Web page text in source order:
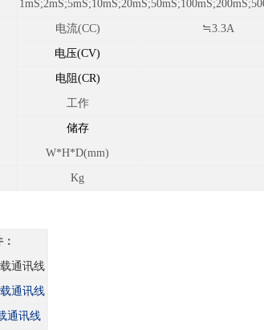
电流(CC) ≒3.3A
电压(CV)
电阻(CR)
工作
储存
W*H*D(mm)
Kg
通讯线
通讯线
通讯线